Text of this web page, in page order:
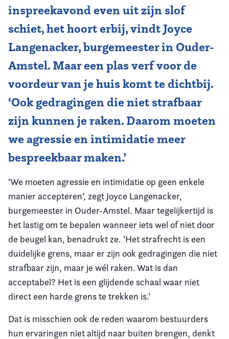
inspreekavond even uit zijn slof
schiet, het hoort erbij, vindt Joyce
Langenacker, burgemeester in Ouder-
Amstel. Maar een plas verf voor de
voordeur van je huis komt te dichtbij.
‘Ook gedragingen die niet strafbaar
zijn kunnen je raken. Daarom moeten
we agressie en intimidatie meer
bespreekbaar maken.’
‘We moeten agressie en intimidatie op geen enkele
manier accepteren’, zegt Joyce Langenacker,
burgemeester in Ouder-Amstel. Maar tegelijkertijd is
het lastig om te bepalen wanneer iets wel of niet door
de beugel kan, benadrukt ze. ‘Het strafrecht is een
duidelijke grens, maar er zijn ook gedragingen die niet
strafbaar zijn, maar je wél raken. Wat is dan
acceptabel? Het is een glijdende schaal waar niet
direct een harde grens te trekken is.’
Dat is misschien ook de reden waarom bestuurders
hun ervaringen niet altijd naar buiten brengen, denkt